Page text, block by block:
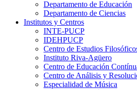
Departamento de Educación
Departamento de Ciencias
Institutos y Centros
INTE-PUCP
IDEHPUCP
Centro de Estudios
Instituto Riva-Agüero
Centro de Educación
Centro de Análisis y
Especialidad de Música